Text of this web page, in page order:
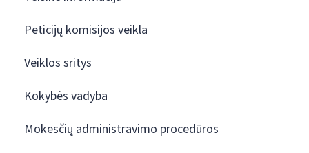
Peticijų komisijos veikla
Veiklos sritys
Kokybės vadyba
Mokesčių administravimo procedūros